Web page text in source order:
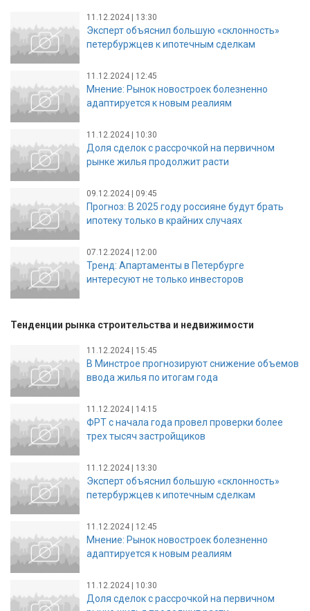
11.12.2024 | 13:30
Эксперт объяснил большую «склонность»
петербуржцев к ипотечным сделкам
11.12.2024 | 12:45
Мнение: Рынок новостроек болезненно
адаптируется к новым реалиям
11.12.2024 | 10:30
Доля сделок с рассрочкой на первичном
рынке жилья продолжит расти
09.12.2024 | 09:45
Прогноз: В 2025 году россияне будут брать
ипотеку только в крайних случаях
07.12.2024 | 12:00
Тренд: Апартаменты в Петербурге
интересуют не только инвесторов
Тенденции рынка строительства и недвижимости
11.12.2024 | 15:45
В Минстрое прогнозируют снижение объемов
ввода жилья по итогам года
11.12.2024 | 14:15
ФРТ с начала года провел проверки более
трех тысяч застройщиков
11.12.2024 | 13:30
Эксперт объяснил большую «склонность»
петербуржцев к ипотечным сделкам
11.12.2024 | 12:45
Мнение: Рынок новостроек болезненно
адаптируется к новым реалиям
11.12.2024 | 10:30
Доля сделок с рассрочкой на первичном